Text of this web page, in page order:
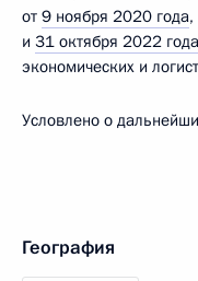
от 9 ноября 2020 года,
и 31 октября 2022 года
экономических и
Условлено о
География